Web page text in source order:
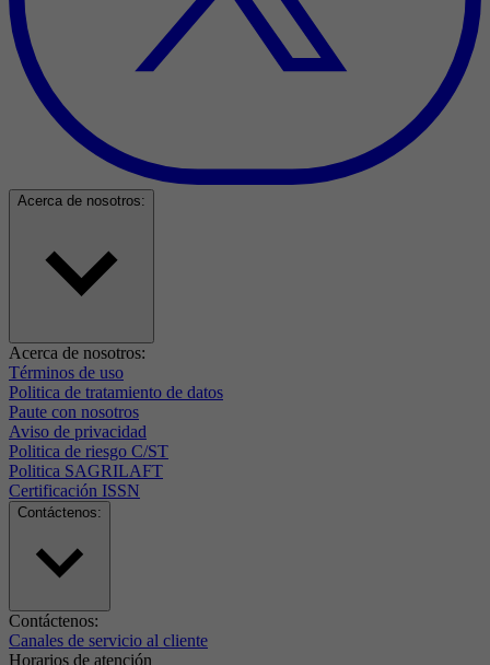
Acerca de nosotros:
Acerca de nosotros:
Términos de uso
Politica de tratamiento de datos
Paute con nosotros
Aviso de privacidad
Politica de riesgo C/ST
Politica SAGRILAFT
Certificación ISSN
Contáctenos:
Contáctenos:
Canales de servicio al cliente
Horarios de atención